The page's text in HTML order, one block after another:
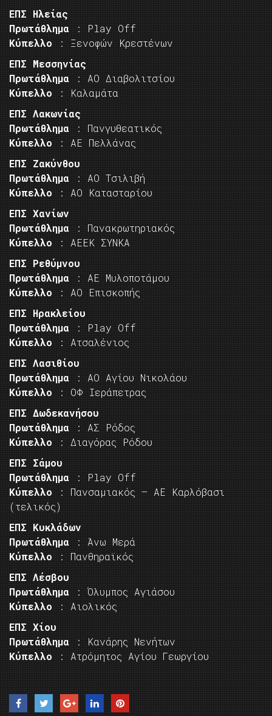
ΕΠΣ Ηλείας
Πρωτάθλημα : Play Off
Κύπελλο : Ξενοφών Κρεστένων
ΕΠΣ Μεσσηνίας
Πρωτάθλημα : ΑΟ Διαβολιτσίου
Κύπελλο : Καλαμάτα
ΕΠΣ Λακωνίας
Πρωτάθλημα : Πανγυθεατικός
Κύπελλο : ΑΕ Πελλάνας
ΕΠΣ Ζακύνθου
Πρωτάθλημα : ΑΟ Τσιλιβή
Κύπελλο : ΑΟ Κατασταρίου
ΕΠΣ Χανίων
Πρωτάθλημα : Πανακρωτηριακός
Κύπελλο : ΑΕΕΚ ΣΥΝΚΑ
ΕΠΣ Ρεθύμνου
Πρωτάθλημα : ΑΕ Μυλοποτάμου
Κύπελλο : ΑΟ Επισκοπής
ΕΠΣ Ηρακλείου
Πρωτάθλημα : Play Off
Κύπελλο : Ατσαλένιος
ΕΠΣ Λασιθίου
Πρωτάθλημα : ΑΟ Αγίου Νικολάου
Κύπελλο : ΟΦ Ιεράπετρας
ΕΠΣ Δωδεκανήσου
Πρωτάθλημα : ΑΣ Ρόδος
Κύπελλο : Διαγόρας Ρόδου
ΕΠΣ Σάμου
Πρωτάθλημα : Play Off
Κύπελλο : Πανσαμιακός – ΑΕ Καρλόβασι
(τελικός)
ΕΠΣ Κυκλάδων
Πρωτάθλημα : Άνω Μερά
Κύπελλο : Πανθηραϊκός
ΕΠΣ Λέσβου
Πρωτάθλημα : Όλυμπος Αγιάσου
Κύπελλο : Αιολικός
ΕΠΣ Χίου
Πρωτάθλημα : Κανάρης Νενήτων
Κύπελλο : Ατρόμητος Αγίου Γεωργίου